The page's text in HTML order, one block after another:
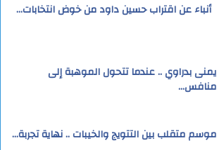
أنباء عن اقتراب حسين داود من خوض انتخابات…
يمنى بدراوي .. عندما تتحول الموهبة إلى
منافس…
موسم متقلب بين التتويج والخيبات .. نهاية تجربة…